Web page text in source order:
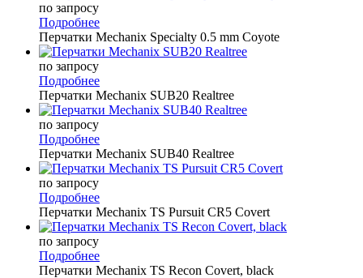
по запросу
Подробнее
Перчатки Mechanix Specialty 0.5 mm Coyote
по запросу
Подробнее
Перчатки Mechanix SUB20 Realtree
по запросу
Подробнее
Перчатки Mechanix SUB40 Realtree
по запросу
Подробнее
Перчатки Mechanix TS Pursuit CR5 Covert
по запросу
Подробнее
Перчатки Mechanix TS Recon Covert, black